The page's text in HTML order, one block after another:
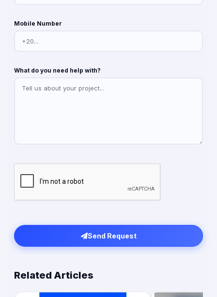
Mobile Number
What do you need help with?
Send Request
Related Articles